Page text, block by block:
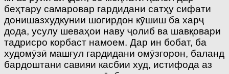
беҳтару самаровар гардидани сатҳу сифати
донишазхудкунии шогирдон кӯшиш ба харҷ
дода, усулу шеваҳои наву ҷолиб ва шавқовари
тадрисро корбаст намоем. Дар ин бобат, ба
худомӯзӣ машғул гардидани омӯзгорон, баланд
бардоштани савияи касбии худ, истифода аз